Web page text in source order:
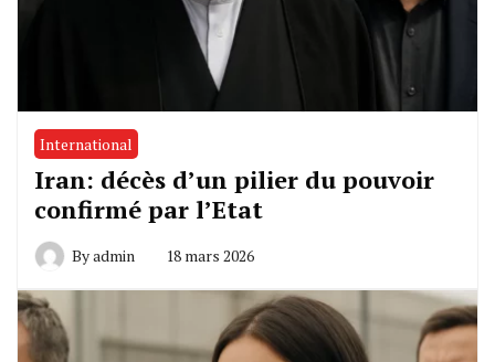
International
Iran: décès d’un pilier du pouvoir
confirmé par l’Etat
Byadmin 18 mars 2026